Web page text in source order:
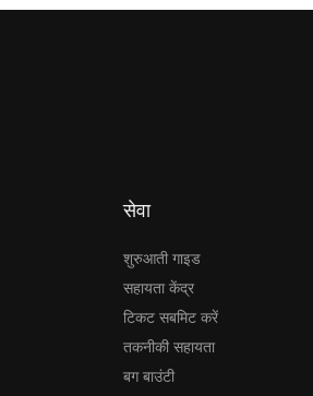
सेवा
शुरुआती गाइड
सहायता केंद्र
टिकट सबमिट करें
तकनीकी सहायता
बग बाउंटी